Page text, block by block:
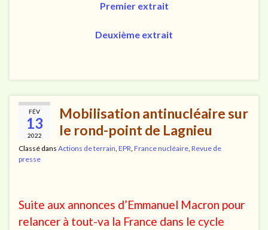
Premier extrait
Deuxième extrait
FÉV
13
2022
Mobilisation antinucléaire sur
le rond-point de Lagnieu
Classé dans Actions de terrain EPR France nucléaire Revue de
presse
Suite aux annonces d’Emmanuel Macron pour
relancer à tout-va la France dans le cycle